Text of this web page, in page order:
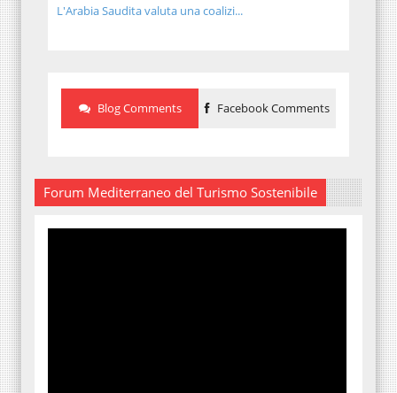
L'Arabia Saudita valuta una coalizi...
Blog Comments Facebook Comments
Forum Mediterraneo del Turismo Sostenibile